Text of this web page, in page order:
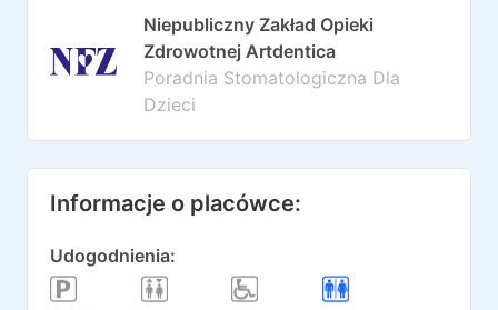
Niepubliczny Zakład Opieki
Zdrowotnej Artdentica
Poradnia Stomatologiczna Dla
Dzieci
Informacje o placówce:
Udogodnienia: